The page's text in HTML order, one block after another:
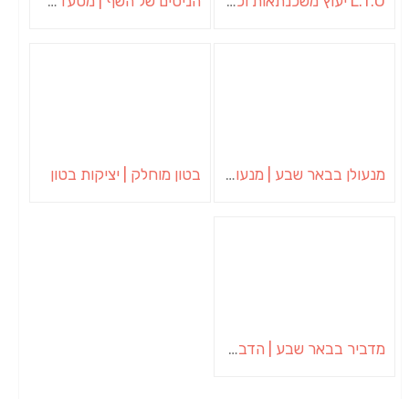
מנעולן בבאר שבע | מנעולן באופקים | ויטלי המנעולן בטון מוחלק | יציקות בטון
מדביר בבאר שבע | הדברה בבאר שבע | יוגב הדברות